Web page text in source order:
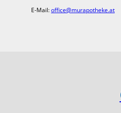
E-Mail:office@murapotheke.at